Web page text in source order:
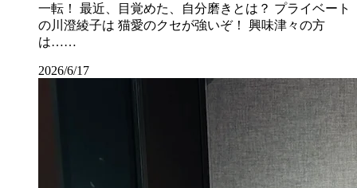
一転！ 最近、目覚めた、自分磨きとは？ プライベート
の川澄綾子は 猫愛のクセが強いぞ！ 興味津々の方
は……
2026/6/17